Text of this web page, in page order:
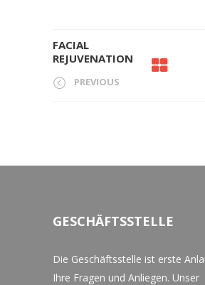
FACIAL
REJUVENATION
PREVIOUS
GESCHÄFTSSTELLE
Die Geschäftsstelle ist erste
Ihre Fragen und Anliegen. Unser